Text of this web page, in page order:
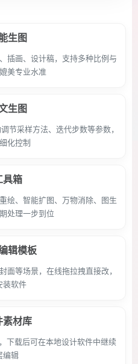
生图
插画、设计稿，支持多种比例与
美专业水准
生图
节采样方法、迭代步数等参数，
化控制
具箱
绘、智能扩图、万物消除、图生
处理一步到位
辑模板
面等场景，在线拖拉拽直接改，
装软件
素材库
下载后可在本地设计软件中继续
编辑